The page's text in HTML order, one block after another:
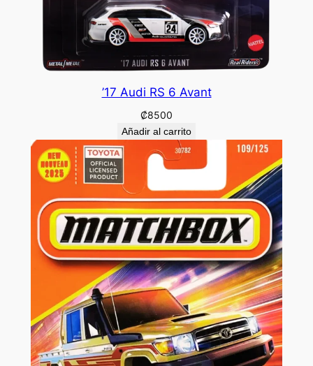
’17 Audi RS 6 Avant
₡8500
Añadir al carrito